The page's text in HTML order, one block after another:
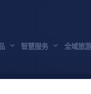
智慧服务 全域旅游